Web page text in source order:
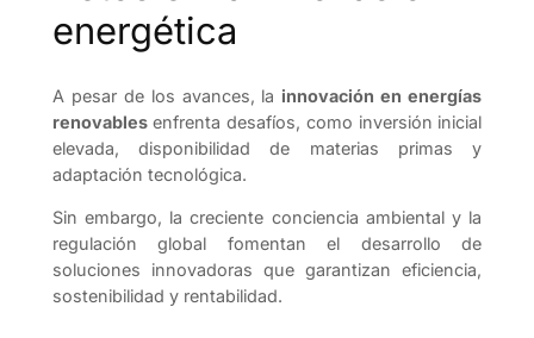
energética
A pesar de los avances, la innovación en energías
renovablesenfrenta desafíos, como inversión inicial
elevada, disponibilidad de materias primas y
adaptación tecnológica.
Sin embargo, la creciente conciencia ambiental y la
regulación global fomentan el desarrollo de
soluciones innovadoras que garantizan eficiencia,
sostenibilidad y rentabilidad.